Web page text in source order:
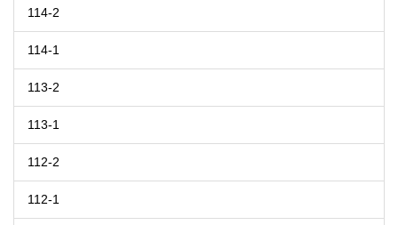
114-2
114-1
113-2
113-1
112-2
112-1